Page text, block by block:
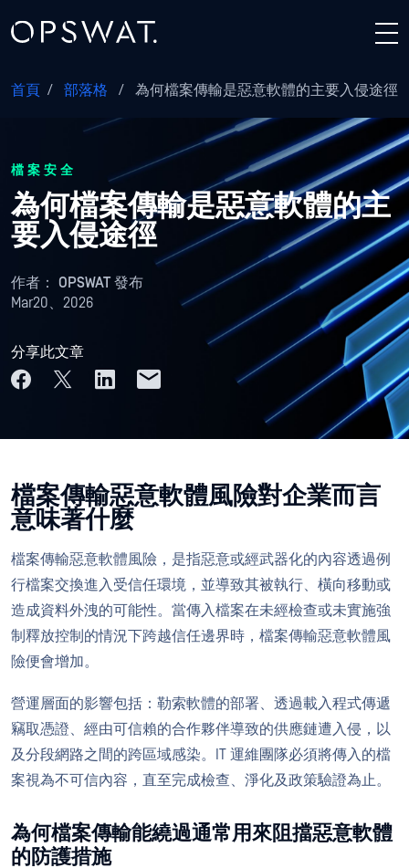
首頁 / 部落格 / 為何檔案傳輸是惡意軟體的主要入侵途徑
檔案安全
為何檔案傳輸是惡意軟體的主
要入侵途徑
作者： OPSWAT 發布
Mar20、2026
分享此文章
檔案傳輸惡意軟體風險對企業而言
意味著什麼
檔案傳輸惡意軟體風險，是指惡意或經武器化的內容透過例
行檔案交換進入受信任環境，並導致其被執行、橫向移動或
造成資料外洩的可能性。當傳入檔案在未經檢查或未實施強
制釋放控制的情況下跨越信任邊界時，檔案傳輸惡意軟體風
險便會增加。
營運層面的影響包括：勒索軟體的部署、透過載入程式傳遞
竊取憑證、經由可信賴的合作夥伴導致的供應鏈遭入侵，以
及分段網路之間的跨區域感染。IT 運維團隊必須將傳入的檔
案視為不可信內容，直至完成檢查、淨化及政策驗證為止。
為何檔案傳輸能繞過通常用來阻擋惡意軟體
的防護措施